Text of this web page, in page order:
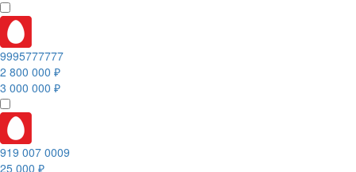
9995777777
2 800 000 ₽
3 000 000 ₽
919 007 0009
25 000 ₽